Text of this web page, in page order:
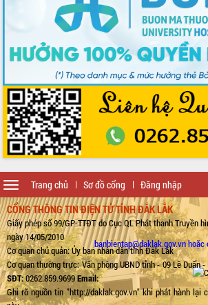
Trang chủ Sơ đồ cổng Đăng nhập
Toggle
navigation
CỔNG THÔNG TIN ĐIỆN TỬ TỈNH ĐẮK LẮK
Giấy phép số 99/GP-TTĐT do Cục QL Phát thanh Truyền
ngày 14/05/2010
Cơ quan chủ quản: Ủy ban nhân dân tỉnh Đắk Lắk
Cơ quan thường trực: Văn phòng UBND tỉnh - 09 Lê Duẩn
SĐT:0262.859.9699Email:
banbientap@daklak.gov.vn
Ghi rõ nguồn tin "http://daklak.gov.vn" khi phát hành lại